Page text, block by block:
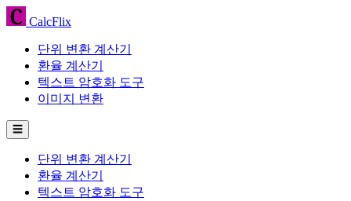
CalcFlix
단위 변환 계산기
환율 계산기
텍스트 암호화 도구
이미지 변환
☰
단위 변환 계산기
환율 계산기
텍스트 암호화 도구